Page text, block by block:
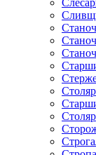
Столяр